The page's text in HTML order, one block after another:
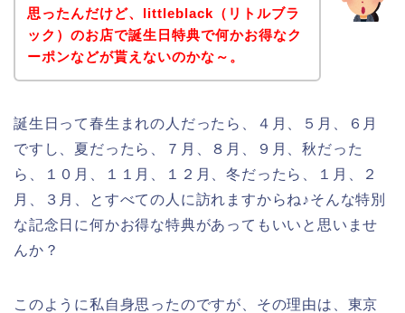
思ったんだけど、littleblack（リトルブラ
ック）のお店で誕生日特典で何かお得なク
ーポンなどが貰えないのかな～。
誕生日って春生まれの人だったら、４月、５月、６月
ですし、夏だったら、７月、８月、９月、秋だった
ら、１０月、１１月、１２月、冬だったら、１月、２
月、３月、とすべての人に訪れますからね♪そんな特別
な記念日に何かお得な特典があってもいいと思いませ
んか？
このように私自身思ったのですが、その理由は、東京